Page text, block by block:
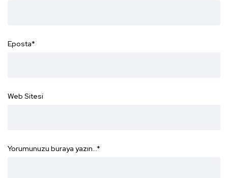
Eposta*
Web Sitesi
Yorumunuzu buraya yazın...*